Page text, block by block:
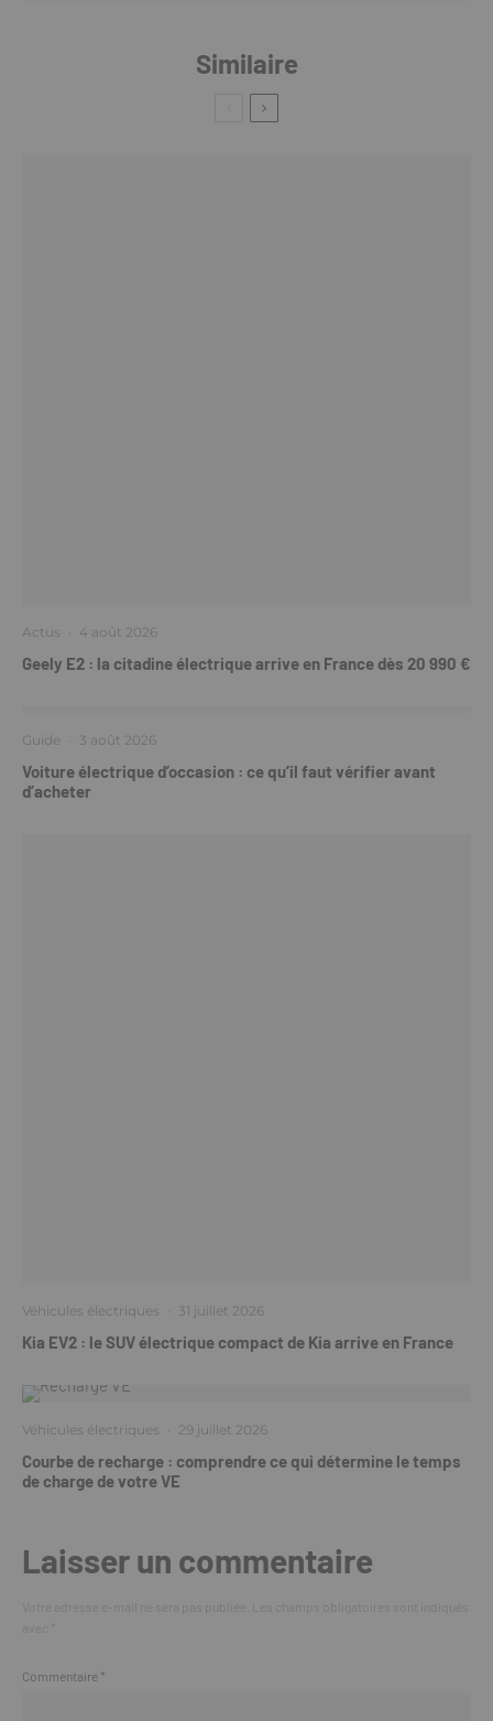
Similaire
Actus · 4 août 2026
Geely E2 : la citadine électrique arrive en France dès 20 990 €
Guide · 3 août 2026
Voiture électrique d’occasion : ce qu’il faut vérifier avant
d’acheter
Véhicules électriques · 31 juillet 2026
Kia EV2 : le SUV électrique compact de Kia arrive en France
Véhicules électriques · 29 juillet 2026
Courbe de recharge : comprendre ce qui détermine le temps
de charge de votre VE
Laisser un commentaire
Commentaire *